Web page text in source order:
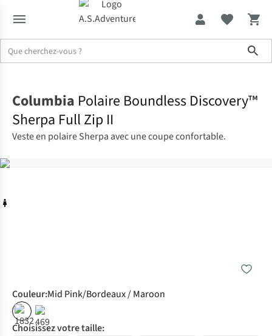
Columbia Polaire Boundless Discovery™
Sherpa Full Zip II
Veste en polaire Sherpa avec une coupe confortable.
Couleur:Mid Pink/Bordeaux / Maroon
Choisissez votre taille: